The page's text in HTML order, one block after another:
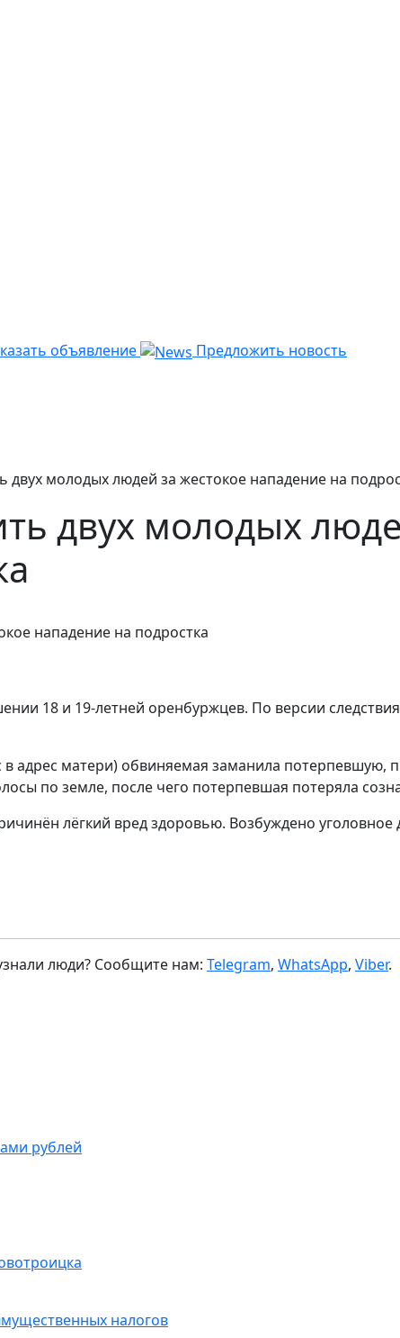
объявление Предложить новость
двух молодых людей за жестокое нападение на
двух молодых
18 и 19-летней оренбуржцев. По версии
матери) обвиняемая заманила потерпевшую,
по земле, после чего потерпевшая потеряла
лёгкий вред здоровью. Возбуждено
люди? Сообщите нам: Telegram, WhatsApp, Viber.
рублей
налогов